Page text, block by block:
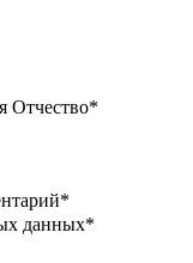
Отчество*
данных*